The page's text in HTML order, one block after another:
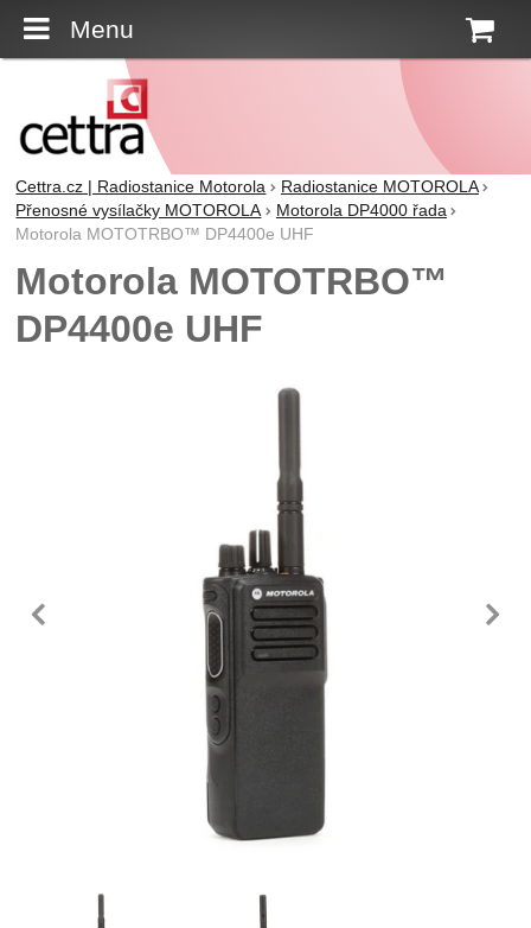
Menu
Cettra.cz | Radiostanice Motorola
Radiostanice MOTOROLA
Přenosné vysílačky MOTOROLA
Motorola DP4000 řada
Motorola MOTOTRBO™ DP4400e UHF
Motorola MOTOTRBO™
DP4400e UHF
předchozí
Fotografie